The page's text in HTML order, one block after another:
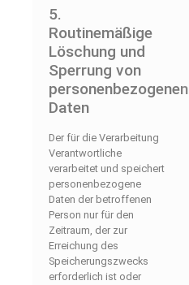
5.
Routinemäßige
Löschung und
Sperrung von
personenbezogenen
Daten
Der für die Verarbeitung
Verantwortliche
verarbeitet und speichert
personenbezogene
Daten der betroffenen
Person nur für den
Zeitraum, der zur
Erreichung des
Speicherungszwecks
erforderlich ist oder